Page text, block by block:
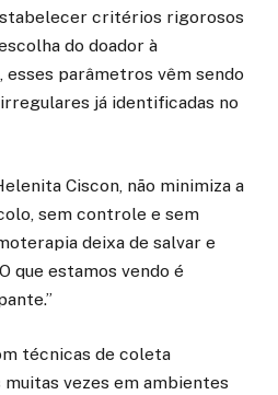
critérios rigorosos
do doador à
parâmetros vêm sendo
já identificadas no
Ciscon, não minimiza a
sem controle e sem
deixa de salvar e
que estamos vendo é
técnicas de coleta
muitas vezes em ambientes